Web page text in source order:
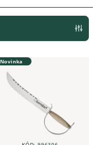
Novinka